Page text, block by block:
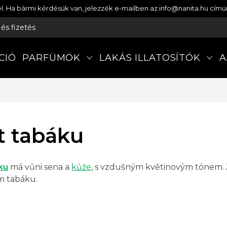
Ha bármi kérdésük van, jelezzék e-mailben az info@nanita.hu
és fizetés
PARFÜMÖK LAKÁS ILLATOSÍTÓK
tabáku
má vůni sena a kůže, s vzdušným květinovým
tabáku.